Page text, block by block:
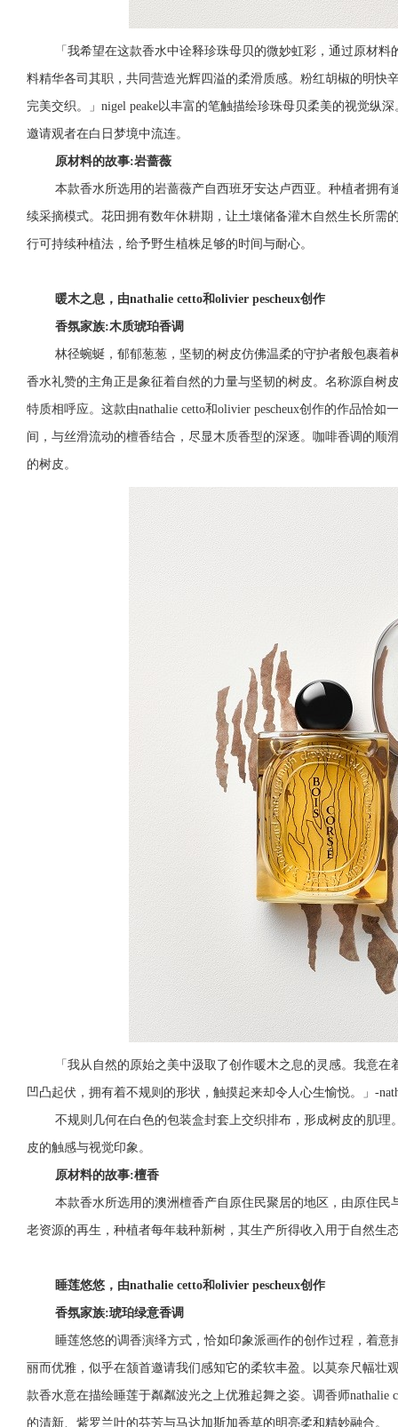
「我希望在这款香水中诠释珍珠母贝的微妙虹彩，通过原材
料精华各司其职，共同营造光辉四溢的柔滑质感。粉红胡椒的明快
完美交织。」nigel peake以丰富的笔触描绘珍珠母贝柔美的视觉纵
邀请观者在白日梦境中流连。
原材料的故事:岩蔷薇
本款香水所选用的岩蔷薇产自西班牙安达卢西亚。种植者拥
续采摘模式。花田拥有数年休耕期，让土壤储备灌木自然生长所需
行可持续种植法，给予野生植株足够的时间与耐心。
暖木之息，由nathalie cetto和olivier pescheux创作
香氛家族:木质琥珀香调
林径蜿蜒，郁郁葱葱，坚韧的树皮仿佛温柔的守护者般包裹
香水礼赞的主角正是象征着自然的力量与坚韧的树皮。名称源自树
特质相呼应。这款由nathalie cetto和olivier pescheux创作的作品恰
间，与丝滑流动的檀香结合，尽显木质香型的深逐。咖啡香调的顺
的树皮。
「我从自然的原始之美中汲取了创作暖木之息的灵感。我意
凹凸起伏，拥有着不规则的形状，触摸起来却令人心生愉悦。」-
不规则几何在白色的包装盒封套上交织排布，形成树皮的肌理
皮的触感与视觉印象。
原材料的故事:檀香
本款香水所选用的澳洲檀香产自原住民聚居的地区，由原住
老资源的再生，种植者每年栽种新树，其生产所得收入用于自然生
睡莲悠悠，由nathalie cetto和olivier pescheux创作
香氛家族:琥珀绿意香调
睡莲悠悠的调香演绎方式，恰如印象派画作的创作过程，着
丽而优雅，似乎在颔首邀请我们感知它的柔软丰盈。以莫奈尺幅壮
款香水意在描绘睡莲于粼粼波光之上优雅起舞之姿。调香师nathalie
的清新、紫罗兰叶的芬芳与马达加斯加香草的明亮柔和精妙融合。